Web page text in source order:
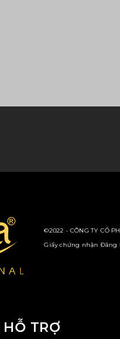
©2022 - CÔNG TY CỔ
Giấy chứng nhận Đăng
TRỢ